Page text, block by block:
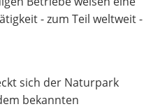
- zum Teil weltweit -
sich der Naturpark
bekannten